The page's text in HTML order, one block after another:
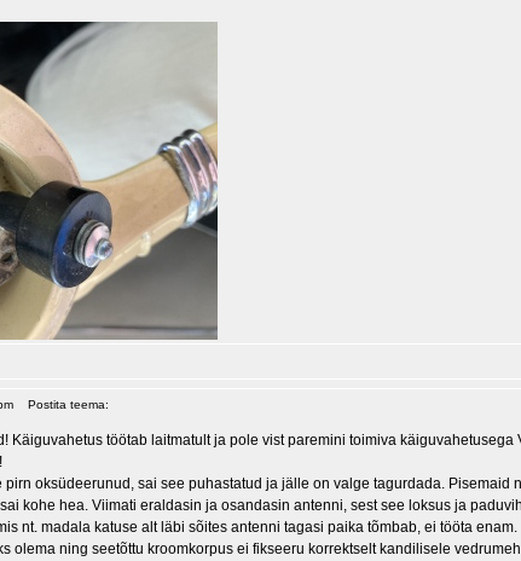
Postita teema:
Käiguvahetus töötab laitmatult ja pole vist paremini toimiva
oksüdeerunud, sai see puhastatud ja jälle on valge tagurdada.
kohe hea. Viimati eraldasin ja osandasin antenni, sest see loksus ja
nt. madala katuse alt läbi sõites antenni tagasi paika tõmbab, ei tööta
olema ning seetõttu kroomkorpus ei fikseeru korrektselt kandilisele